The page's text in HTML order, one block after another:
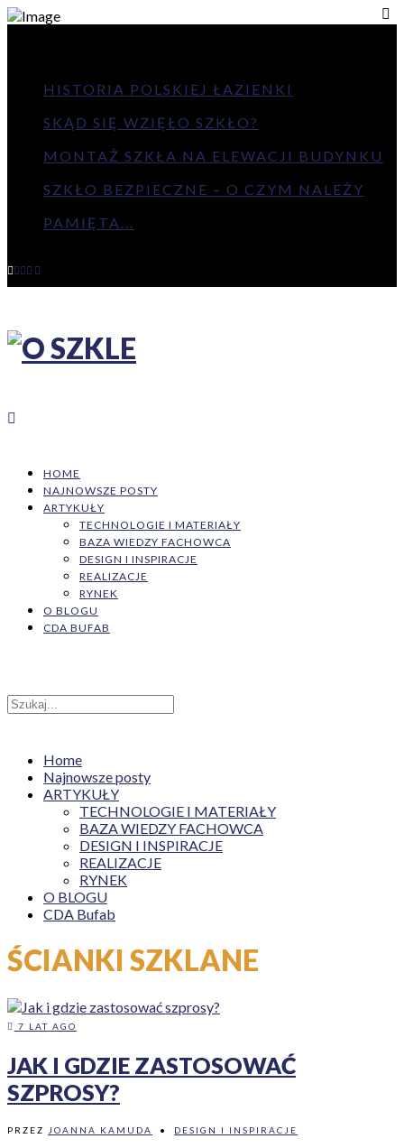
HISTORIA POLSKIEJ ŁAZIENKI
SKĄD SIĘ WZIĘŁO SZKŁO?
MONTAŻ SZKŁA NA ELEWACJI BUDYNKU
SZKŁO BEZPIECZNE – O CZYM NALEŻY
PAMIĘTA...
HOME
NAJNOWSZE POSTY
ARTYKUŁY
TECHNOLOGIE I MATERIAŁY
BAZA WIEDZY FACHOWCA
DESIGN I INSPIRACJE
REALIZACJE
RYNEK
O BLOGU
CDA BUFAB
Home
Najnowsze posty
ARTYKUŁY
TECHNOLOGIE I MATERIAŁY
BAZA WIEDZY FACHOWCA
DESIGN I INSPIRACJE
REALIZACJE
RYNEK
O BLOGU
CDA Bufab
ŚCIANKI SZKLANE
7 LAT AGO
JAK I GDZIE ZASTOSOWAĆ
SZPROSY?
PRZEZ JOANNA KAMUDA • DESIGN I INSPIRACJE